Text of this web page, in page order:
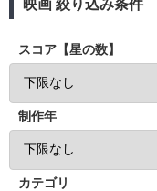
映画 絞り込み条件
スコア【星の数】
制作年
カテゴリ